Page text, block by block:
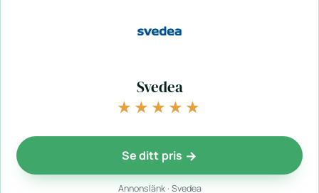
Svedea
★★★★★
★★★★★
Se ditt pris
Annonslänk · Svedea